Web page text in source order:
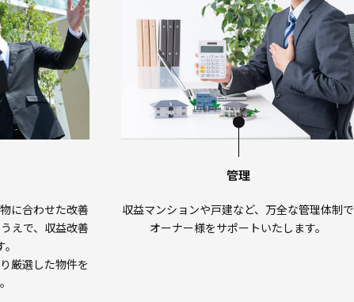
に合わせた改善
えで、 収益改善
厳選した物件を
管理
収益マンションや戸建など、万全な管理体制で
オーナー様をサポートいたします。